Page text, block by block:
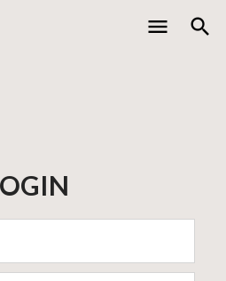
Toggle
menu search